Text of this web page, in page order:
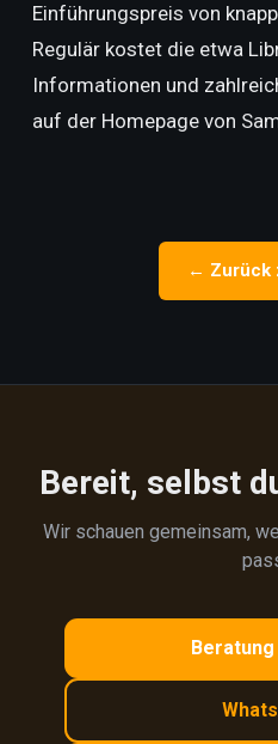
Einführungspreis von
Regulär kostet die etwa
Informationen und
auf der Homepage von
← Zurück
Bereit, selbst
Wir schauen gemeinsam,